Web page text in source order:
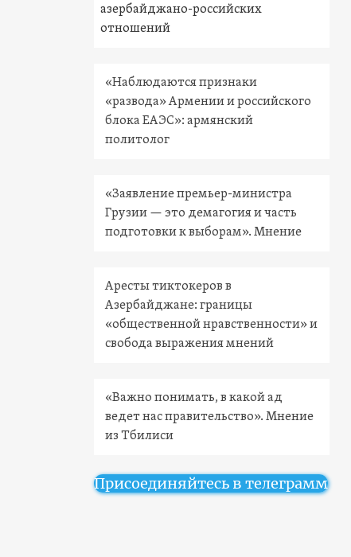
азербайджано-российских
отношений
«Наблюдаются признаки
«развода» Армении и российского
блока ЕАЭС»: армянский
политолог
«Заявление премьер-министра
Грузии — это демагогия и часть
подготовки к выборам». Мнение
Аресты тиктокеров в
Азербайджане: границы
«общественной нравственности» и
свобода выражения мнений
«Важно понимать, в какой ад
ведет нас правительство». Мнение
из Тбилиси
Присоединяйтесь в телеграмм